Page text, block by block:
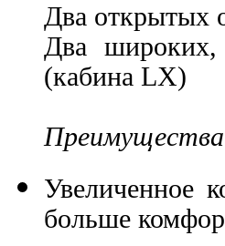
Два открытых
Два широких,
(кабина LX)
Преимущества
Увеличенное
больше